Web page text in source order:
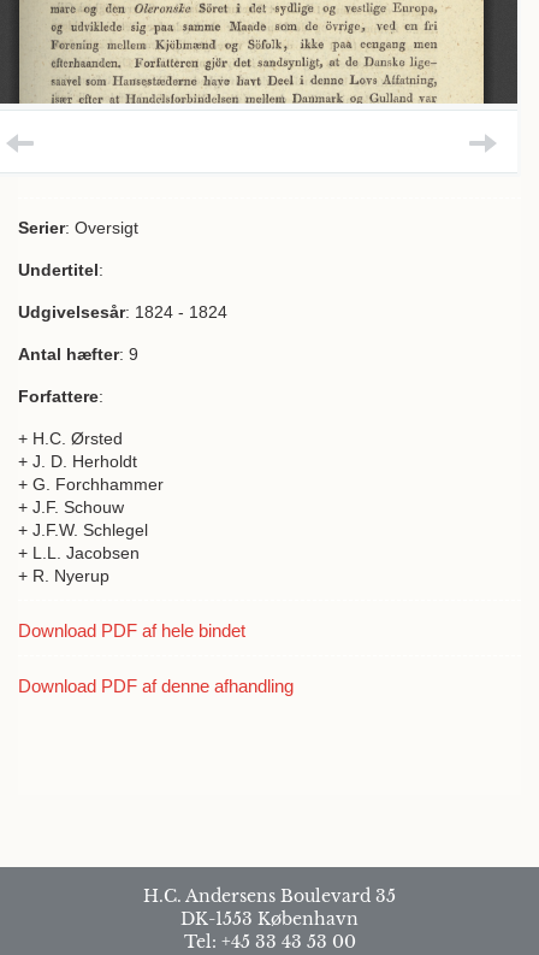
Serier: Oversigt
Undertitel:
Udgivelsesår: 1824 - 1824
Antal hæfter: 9
Forfattere:
+ H.C. Ørsted
+ J. D. Herholdt
+ G. Forchhammer
+ J.F. Schouw
+ J.F.W. Schlegel
+ L.L. Jacobsen
+ R. Nyerup
Download PDF af hele bindet
Download PDF af denne afhandling
H.C. Andersens Boulevard 35
DK-1553 København
Tel: +45 33 43 53 00